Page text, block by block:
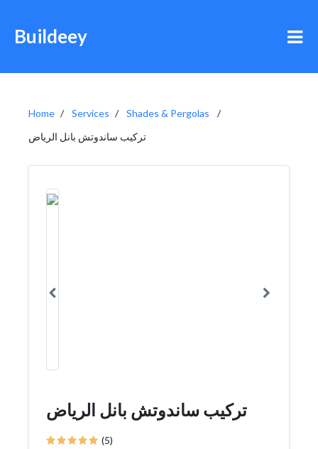
Buildeey
Home Services
Shades & Pergolas
تركيب ساندوتش بانل الرياض
تركيب ساندوتش بانل الرياض
(5)